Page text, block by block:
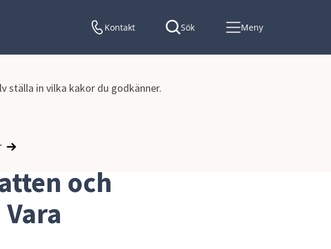
ställa in vilka kakor du godkänner.
Kontakt Sök Meny
och